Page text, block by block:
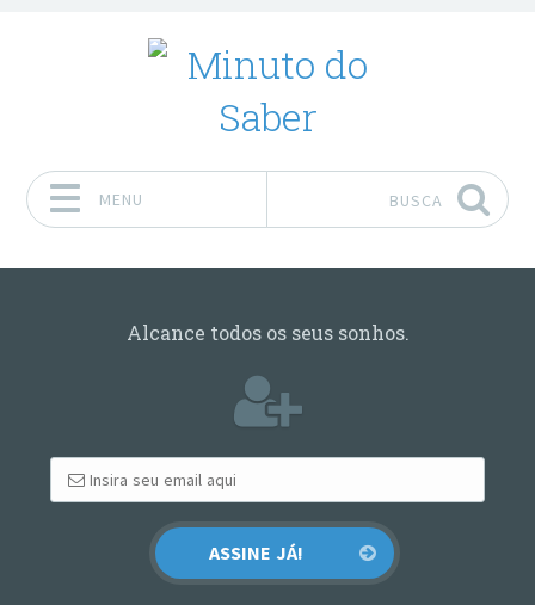
MENU BUSCA
Alcance todos os seus sonhos.